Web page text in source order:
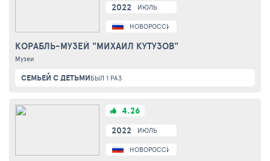
2022 ИЮЛЬ
НОВОРОССИЙСК
КОРАБЛЬ-МУЗЕЙ "МИХАИЛ КУТУЗОВ"
Музеи
СЕМЬЕЙ С ДЕТЬМИБЫЛ 1 РАЗ
2022 ИЮЛЬ
НОВОРОССИЙСК
4.26